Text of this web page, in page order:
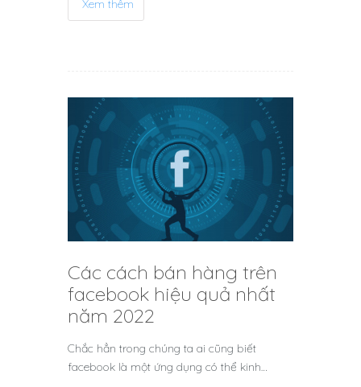
Xem thêm
Các cách bán hàng trên
facebook hiệu quả nhất
năm 2022
Chắc hẳn trong chúng ta ai cũng biết
facebook là một ứng dụng có thể kinh…